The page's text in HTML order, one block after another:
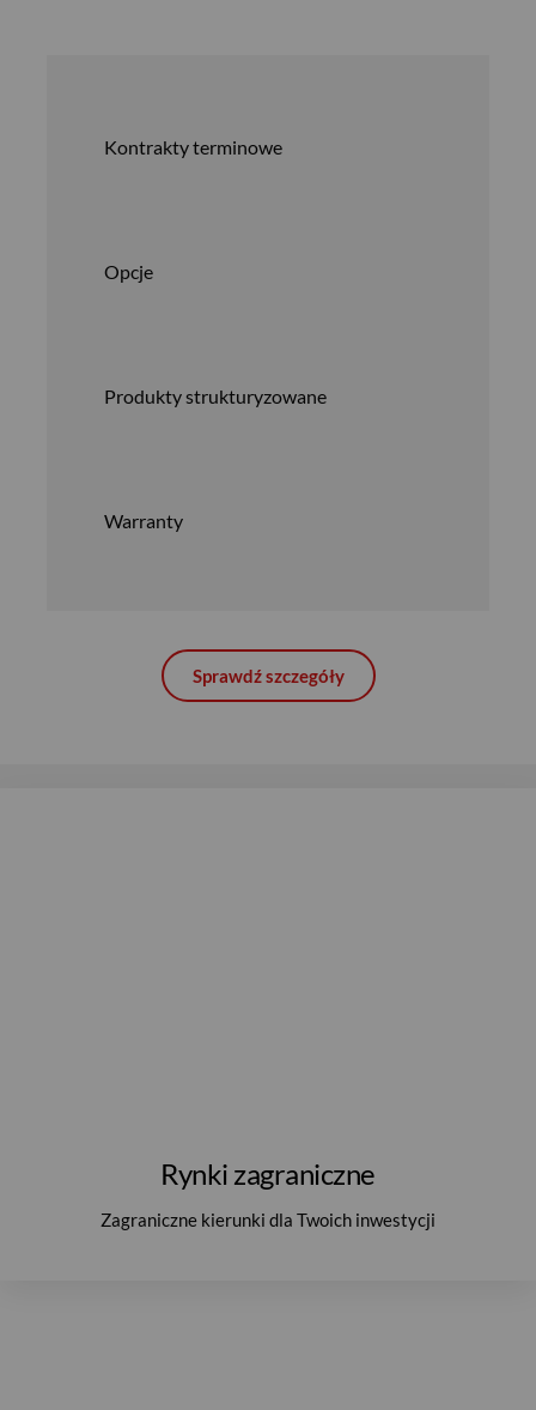
Kontrakty terminowe
Opcje
Produkty strukturyzowane
Warranty
Sprawdź szczegóły
Rynki zagraniczne
Zagraniczne kierunki dla Twoich inwestycji